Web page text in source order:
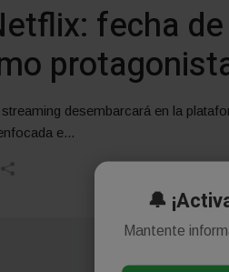
fecha
desembarcará en la
e...
🔔
Mantente